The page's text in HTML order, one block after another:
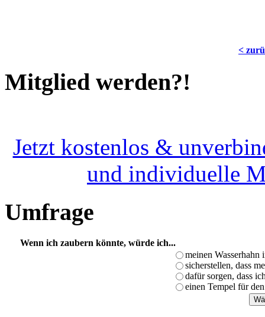
<
Mitglied werden?!
Jetzt kostenlos &
und individuelle
Umfrage
Wenn ich zaubern könnte, würde ich...
meinen
sicherstellen, dass
dafür sorgen, dass
einen Tempel für